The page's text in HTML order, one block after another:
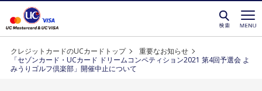
クレジットカードを選ぶなら永久不滅ポイントが
クレジットカードのUCカードトップ
重要なお知らせ
「セゾンカード・UCカード ドリームコンペティション2021 第4回予選会 よ
みうりゴルフ倶楽部」開催中止について